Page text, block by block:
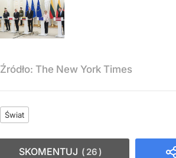
Źródło: The New York Times
Świat
SKOMENTUJ 26